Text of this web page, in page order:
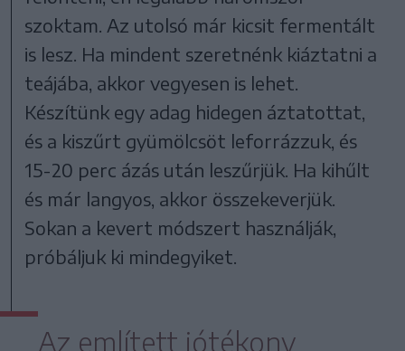
szoktam. Az utolsó már kicsit fermentált
is lesz. Ha mindent szeretnénk kiáztatni a
teájába, akkor vegyesen is lehet.
Készítünk egy adag hidegen áztatottat,
és a kiszűrt gyümölcsöt leforrázzuk, és
15-20 perc ázás után leszűrjük. Ha kihűlt
és már langyos, akkor összekeverjük.
Sokan a kevert módszert használják,
próbáljuk ki mindegyiket.
Az említett jótékony